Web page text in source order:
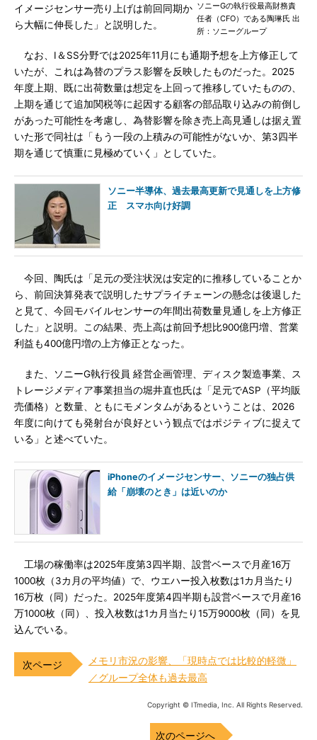
ソニーGの執行役最高財務責
任者（CFO）である陶琳氏 出
所：ソニーグループ
イメージセンサー売り上げは前回同期か
ら大幅に伸長した」と説明した。
なお、I＆SS分野では2025年11月にも通期予想を上方修正して
いたが、これは為替のプラス影響を反映したものだった。2025
年度上期、既に出荷数量は想定を上回って推移していたものの、
上期を通じて追加関税等に起因する顧客の部品取り込みの前倒し
があった可能性を考慮し、為替影響を除き売上高見通しは据え置
いた形で同社は「もう一段の上積みの可能性がないか、第3四半
期を通じて慎重に見極めていく」としていた。
ソニー半導体、過去最高更新で見通しを上方修
正 スマホ向け好調
今回、陶氏は「足元の受注状況は安定的に推移していることか
ら、前回決算発表で説明したサプライチェーンの懸念は後退した
と見て、今回モバイルセンサーの年間出荷数量見通しを上方修正
した」と説明。この結果、売上高は前回予想比900億円増、営業
利益も400億円増の上方修正となった。
また、ソニーG執行役員 経営企画管理、ディスク製造事業、ス
トレージメディア事業担当の堀井直也氏は「足元でASP（平均販
売価格）と数量、ともにモメンタムがあるということは、2026
年度に向けても発射台が良好という観点ではポジティブに捉えて
いる」と述べていた。
iPhoneのイメージセンサー、ソニーの独占供
給「崩壊のとき」は近いのか
工場の稼働率は2025年度第3四半期、設営ベースで月産16万
1000枚（3カ月の平均値）で、ウエハー投入枚数は1カ月当たり
16万枚（同）だった。2025年度第4四半期も設営ベースで月産16
万1000枚（同）、投入枚数は1カ月当たり15万9000枚（同）を見
込んでいる。
メモリ市況の影響、「現時点では比較的軽微」
／グループ全体も過去最高
Copyright © ITmedia, Inc. All Rights Reserved.
次のページへ